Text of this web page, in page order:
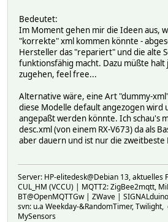
<eventSubURL>/AVTransport/event</
</service>
<service>
<serviceType>urn:schemas-upnp-
<serviceId>urn:upnp-
<SCPDURL>/RenderingControl/
<controlURL>/RenderingControl/
<eventSubURL>/RenderingControl/
</service>
<service>
<serviceType>urn:schemas-upnp-
<serviceId>urn:upnp-
<SCPDURL>/ConnectionManager/
</service>
</serviceList>
<presentationURL>http://
</device>
</yamaha:X_device>
Bedeutet:
Im Moment gehen mir die Ideen aus,
"korrekte" xml kommen könnte -
Hersteller das "repariert" und die alte
funktionsfähig macht. Dazu müßte halt
zugehen, feel free...
Alternative wäre, eine Art "dummy-
diese Modelle default angezogen wird
angepaßt werden könnte. Ich schau's
desc.xml (von einem RX-V673) da als
aber dauern und ist nur die zweitbeste
Server: HP-elitedesk@Debian 13, aktuelles
CUL_HM (VCCU) | MQTT2: ZigBee2mqtt,
BT@OpenMQTTGw | ZWave |
svn: u.a Weekday-&RandomTimer,
MySensors